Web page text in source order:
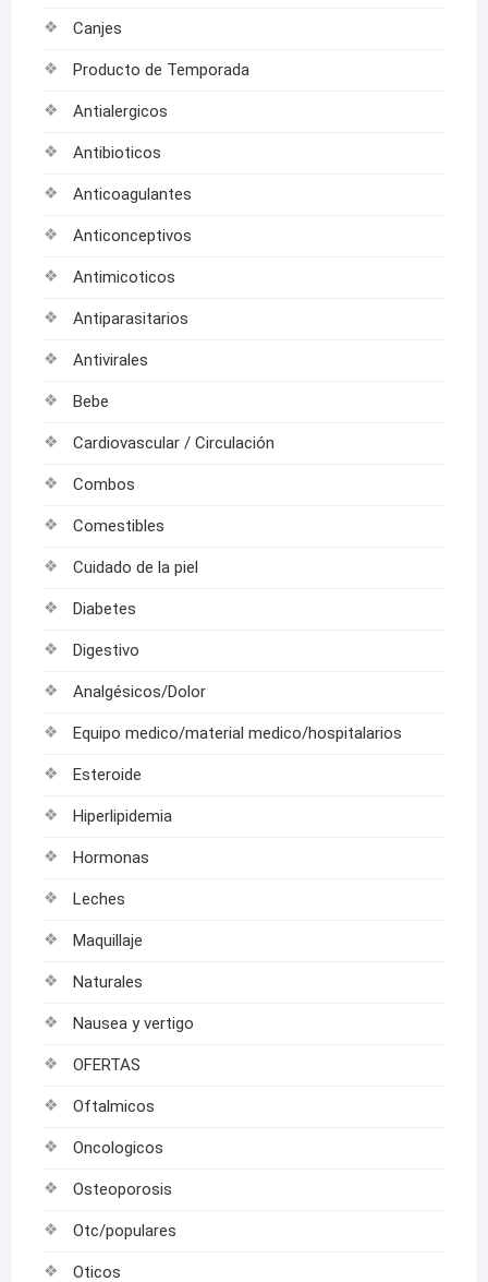
Canjes
Producto de Temporada
Antialergicos
Antibioticos
Anticoagulantes
Anticonceptivos
Antimicoticos
Antiparasitarios
Antivirales
Bebe
Cardiovascular / Circulación
Combos
Comestibles
Cuidado de la piel
Diabetes
Digestivo
Analgésicos/Dolor
Equipo medico/material medico/hospitalarios
Esteroide
Hiperlipidemia
Hormonas
Leches
Maquillaje
Naturales
Nausea y vertigo
OFERTAS
Oftalmicos
Oncologicos
Osteoporosis
Otc/populares
Oticos